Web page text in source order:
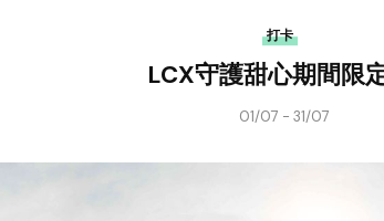
打卡
LCX守護甜心期間限
01/07 - 31/07